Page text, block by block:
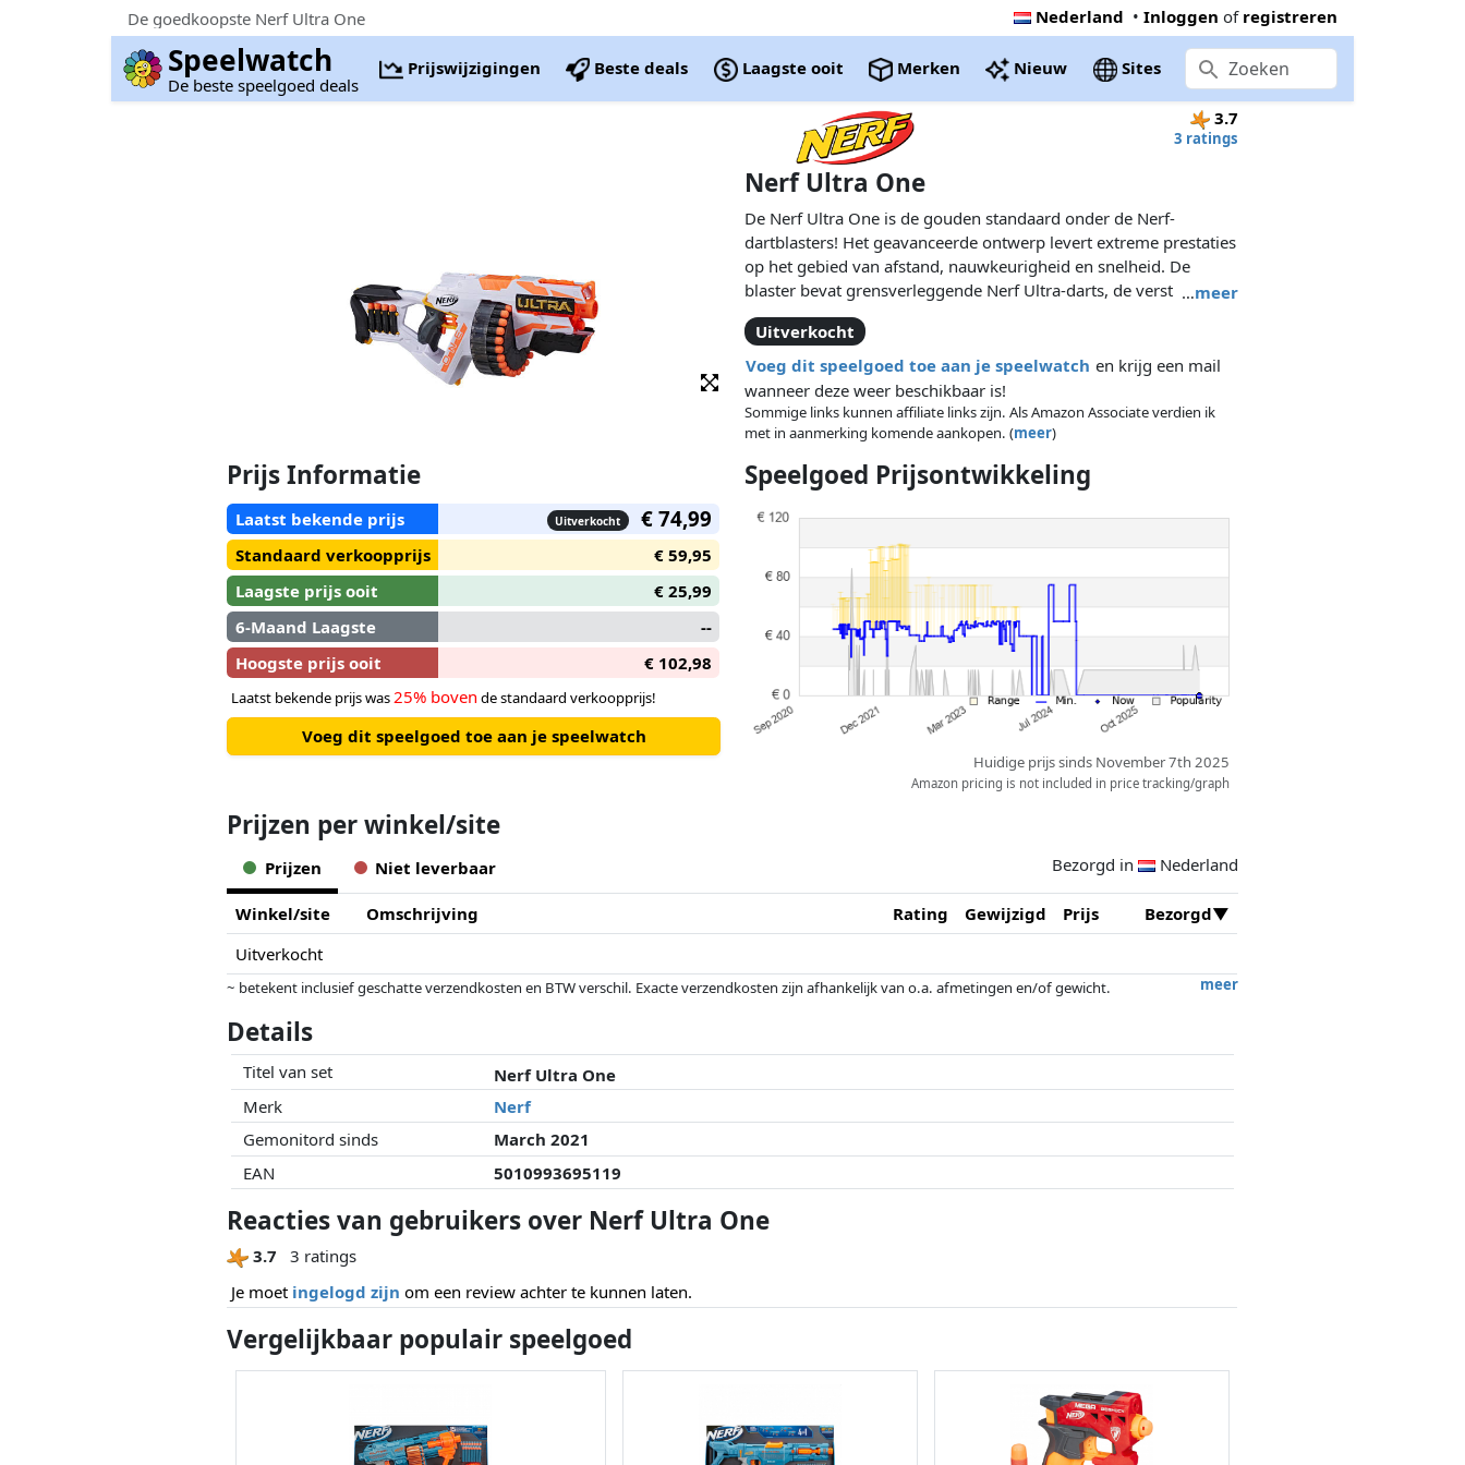
De goedkoopste Nerf Ultra One Nederland • Inloggen of registreren
Speelwatch
De beste speelgoed deals
Prijswijzigingen Beste deals Laagste ooit Merken Nieuw Sites
3.7
3 ratings
Nerf Ultra One
…meer
De Nerf Ultra One is de gouden standaard onder de Nerf-
dartblasters! Het geavanceerde ontwerp levert extreme prestaties
op het gebied van afstand, nauwkeurigheid en snelheid. De
blaster bevat grensverleggende Nerf Ultra-darts, de verst
vliegende Nerf-darts ooit, met een innovatieve vliegpunt,
Aerofin-technologie en Nerf Ultra-schuimrubber. Til je spel naar
een hoger niveau met de Nerf Ultra One!
Uitverkocht
Voeg dit speelgoed toe aan je speelwatch en krijg een mail
wanneer deze weer beschikbaar is!
Sommige links kunnen affiliate links zijn. Als Amazon Associate verdien ik
met in aanmerking komende aankopen. (meer)
Prijs Informatie
Laatst bekende prijs Uitverkocht € 74,99
Standaard verkoopprijs
€ 59,95
Laagste prijs ooit
€ 25,99
6-Maand Laagste
--
Hoogste prijs ooit
€ 102,98
Laatst bekende prijs was 25% boven de standaard verkoopprijs!
Voeg dit speelgoed toe aan je speelwatch
Speelgoed Prijsontwikkeling
Huidige prijs sinds November 7th 2025
Amazon pricing is not included in price tracking/graph
Prijzen per winkel/site
Prijzen Niet leverbaar Bezorgd in Nederland
Winkel/site Omschrijving Rating Gewijzigd Prijs
Bezorgd
Uitverkocht
meer
~ betekent inclusief geschatte verzendkosten en BTW verschil. Exacte verzendkosten zijn afhankelijk van o.a. afmetingen en/of gewicht.
geen enkele invoed op. Alleen bij gelijke prijzen kunnen historische prestaties de volgorde beïnvloeden.
Details
Titel van set
Nerf Ultra One
Merk
Nerf
Gemonitord sinds
March 2021
EAN
5010993695119
Reacties van gebruikers over Nerf Ultra One
3.7
3 ratings
Je moet ingelogd zijn om een review achter te kunnen laten.
Vergelijkbaar populair speelgoed